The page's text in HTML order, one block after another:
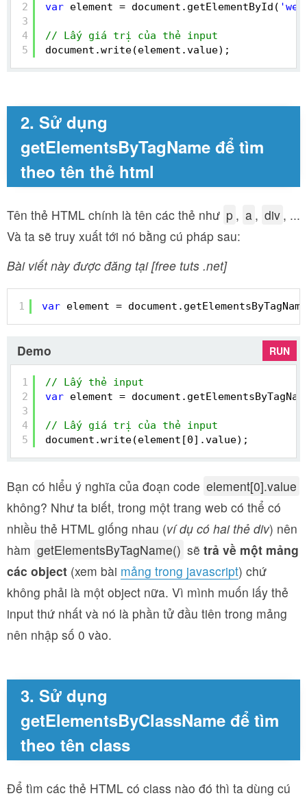
2
3
4
5
var element = document.getElementById(
// Lấy giá trị của thẻ input
document.write(element.value);
2. Sử dụng
getElementsByTagName để tìm
theo tên thẻ html
Tên thẻ HTML chính là tên các thẻ như p , a , div , ...
Và ta sẽ truy xuất tới nó bằng cú pháp sau:
Bài viết này được đăng tại [free tuts .net]
1 var element =
Demo RUN
1
2
3
4
5
// Lấy thẻ input
var element =
// Lấy giá trị của thẻ input
document.write(element[0].value);
Bạn có hiểu ý nghĩa của đoạn code element[0].value
không? Như ta biết, trong một trang web có thể có
nhiều thẻ HTML giống nhau (ví dụ có hai thẻ div) nên
hàm getElementsByTagName() sẽ trả về một mảng
các object (xem bài mảng trong javascript) chứ
không phải là một object nữa. Vì mình muốn lấy thẻ
input thứ nhất và nó là phần tử đầu tiên trong mảng
nên nhập số 0 vào.
3. Sử dụng
getElementsByClassName để tìm
theo tên class
Để tìm các thẻ HTML có class nào đó thì ta dùng cú